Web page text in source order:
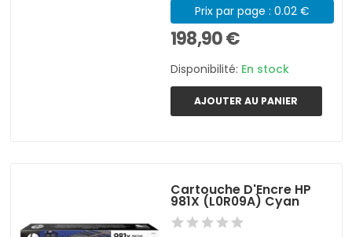
Prix par page : 0.02 €
198,90 €
Disponibilité: En stock
AJOUTER AU PANIER
Cartouche D'Encre HP
981X (L0R09A) Cyan